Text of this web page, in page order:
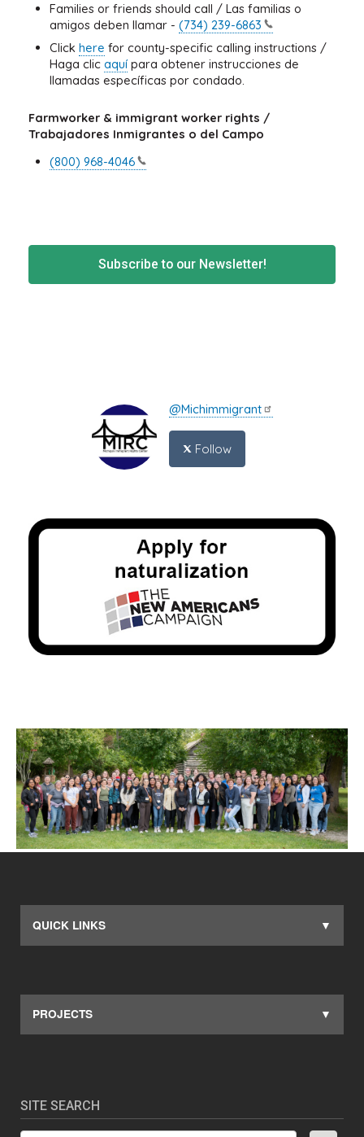
Families or friends should call / Las familias o
amigos deben llamar - (734) 239-6863
Click here for county-specific calling instructions /
Haga clic aquípara obtener instrucciones de
llamadas específicas por condado.
Farmworker & immigrant worker rights /
Trabajadores Inmigrantes o del Campo
(800) 968-4046
Subscribe to our Newsletter!
@Michimmigrant
Follow
QUICK LINKS
PROJECTS
SITE SEARCH